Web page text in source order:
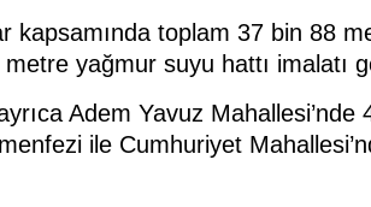
kapsamında toplam 37 bin 88
yağmur suyu hattı imalatı
Adem Yavuz
ile Cumhuriyet